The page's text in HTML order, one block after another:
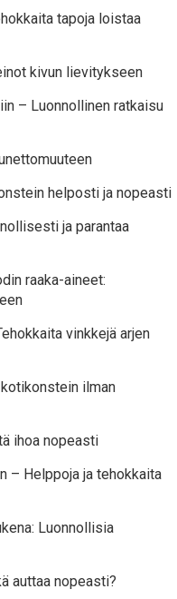
tapoja loistaa
kivun lievitykseen
– Luonnollinen ratkaisu
helposti ja nopeasti
ja parantaa
raaka-aineet:
vinkkejä arjen
ilman
ihoa nopeasti
– Helppoja ja tehokkaita
Luonnollisia
auttaa nopeasti?